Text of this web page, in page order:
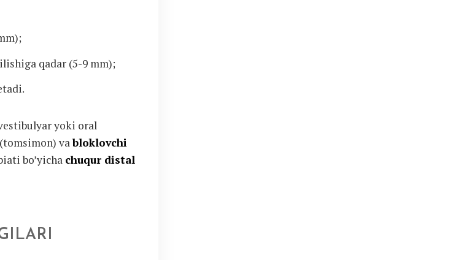
qadar (5-9 mm);
yoki oral
(tomsimon) vabloklovchi
bo’yicha chuqur distal